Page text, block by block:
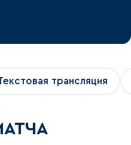
трансляция